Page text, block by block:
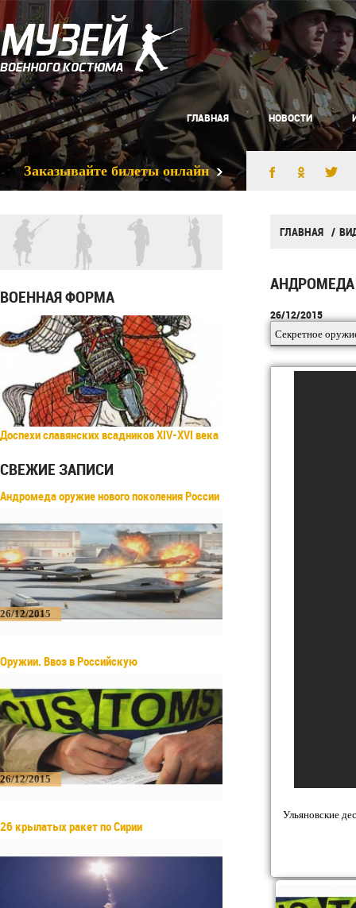
ГЛАВНАЯ НОВОСТИ
Заказывайте билеты онлайн
ВОЕННАЯ ФОРМА
Доспехи славянских всадников XIV-XVI века
СВЕЖИЕ ЗАПИСИ
Андромеда оружие нового поколения России
26/12/2015
Оружии. Ввоз в Российскую
26/12/2015
26 крылатых ракет по Сирии
ГЛАВНАЯ
26/12/2015
Секретное
Ульяновские